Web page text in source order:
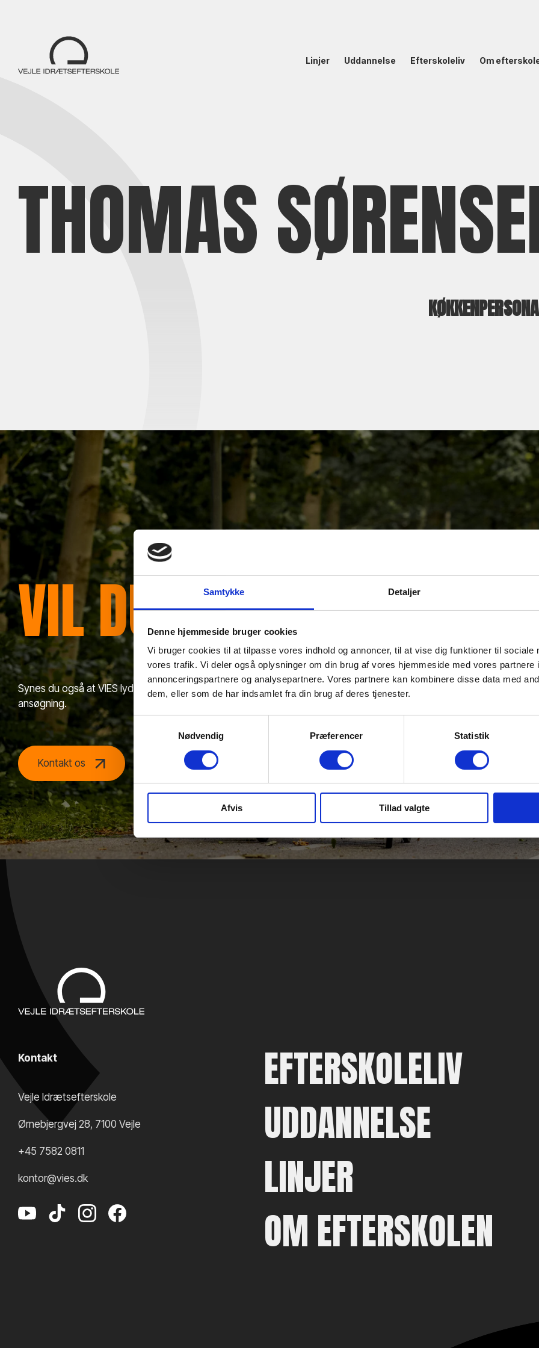
Samtykke Detaljer
Denne hjemmeside bruger cookies
Vi bruger cookies til at tilpasse vores indhold og annoncer, til at vise dig funktioner til sociale
vores trafik. Vi deler også oplysninger om din brug af vores hjemmeside med vores partnere
annonceringspartnere og analysepartnere. Vores partnere kan kombinere disse data med
dem, eller som de har indsamlet fra din brug af deres tjenester.
Samtykkevalg
Nødvendig
Præferencer Statistik
Afvis Tillad valgte
Linjer Uddannelse Efterskoleliv Om
THOMAS
VIL DU HØRE MERE?
Synes du også at VIES lyder som stedet for dig, så kontakt os eller send en
ansøgning.
Kontakt os Send en ansøgning VIES shop
Kontakt
Vejle Idrætsefterskole
Ørnebjergvej 28, 7100 Vejle
+45 7582 0811
kontor@vies.dk
EFTERSKOLELIV
UDDANNELSE
LINJER
OM EFTERSKOLEN